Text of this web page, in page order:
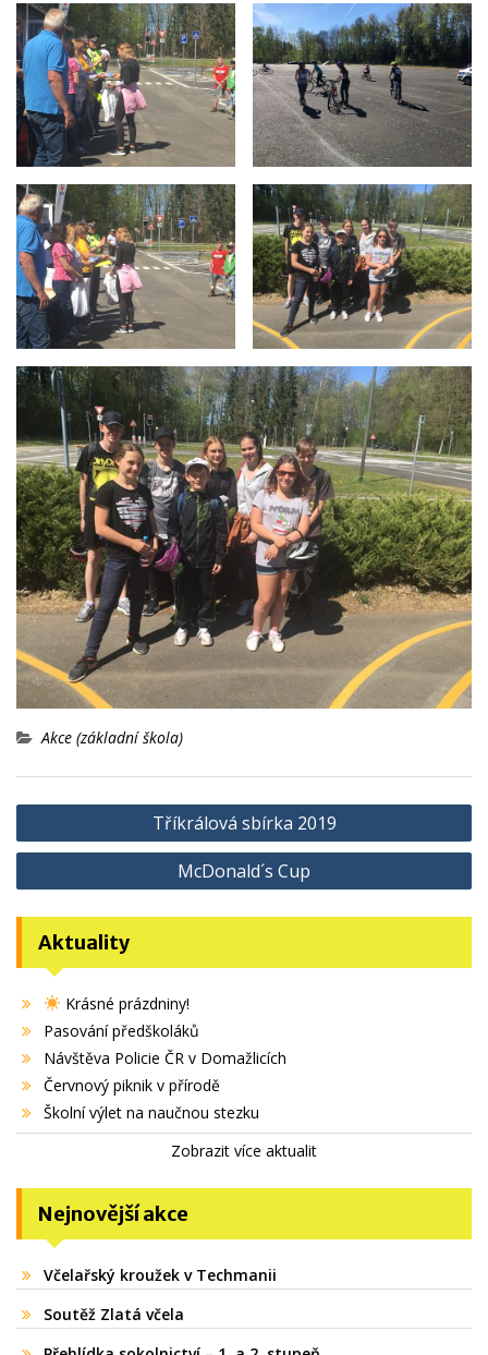
Akce (základní škola)
Navigace
pro
Tříkrálová sbírka 2019
McDonald´s Cup
Aktuality
Krásné prázdniny!
Pasování předškoláků
Návštěva Policie ČR v Domažlicích
Červnový piknik v přírodě
Školní výlet na naučnou stezku
Zobrazit více aktualit
Nejnovější akce
Včelařský kroužek v Techmanii
Soutěž Zlatá včela